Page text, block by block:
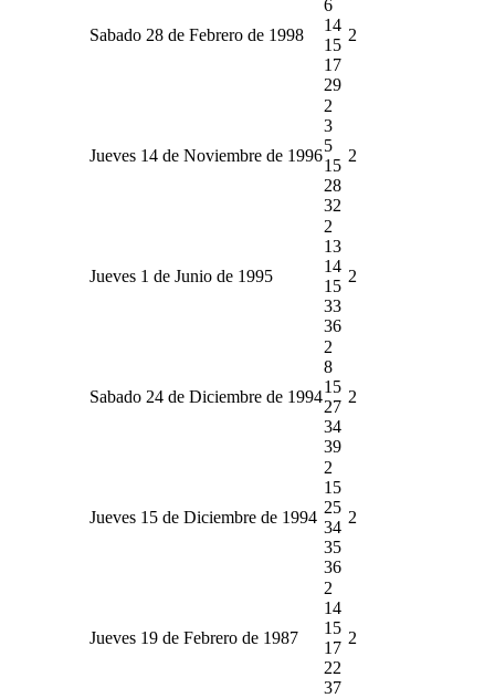
Sabado 28 de Febrero de 1998
6
14
15
17
29
2
Jueves 14 de Noviembre de 1996
2
3
5
15
28
32
2
Jueves 1 de Junio de 1995
2
13
14
15
33
36
2
Sabado 24 de Diciembre de 1994
2
8
15
27
34
39
2
Jueves 15 de Diciembre de 1994
2
15
25
34
35
36
2
Jueves 19 de Febrero de 1987
2
14
15
17
22
37
2